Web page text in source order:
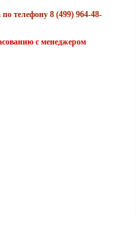
телефону 8 (499) 964-48-
с менеджером